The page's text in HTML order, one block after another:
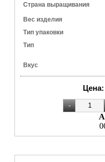
Страна выращивания
Вес изделия
Тип упаковки
Тип
Вкус
Цена: